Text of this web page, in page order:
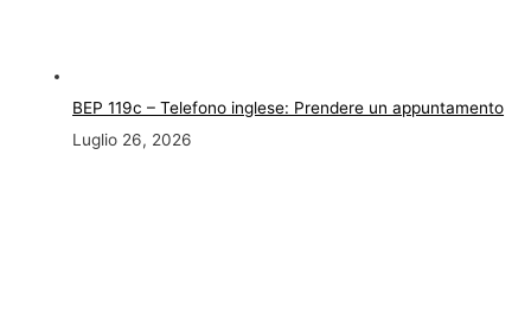
BEP 119c – Telefono inglese: Prendere un appuntamento
Luglio 26, 2026